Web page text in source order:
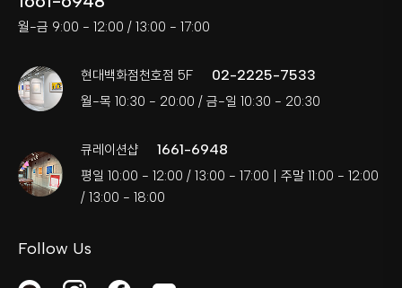
월-금 9:00 - 12:00 / 13:00 - 17:00
현대백화점천호점 5F 02-2225-7533
월-목 10:30 - 20:00 / 금-일 10:30 - 20:30
큐레이션샵 1661-6948
평일 10:00 - 12:00 / 13:00 - 17:00 | 주말 11:00 - 12:00
/ 13:00 - 18:00
Follow Us